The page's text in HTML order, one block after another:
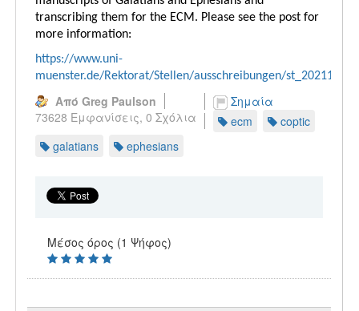
transcribing them for the ECM. Please see the post for
more information:
https://www.uni-
muenster.de/Rektorat/Stellen/ausschreibungen/
Από Greg Paulson
73628 Εμφανίσεις, 0 Σχόλια
Σημαία
ecm
coptic
galatians
ephesians
Μέσος όρος (1 Ψήφος)